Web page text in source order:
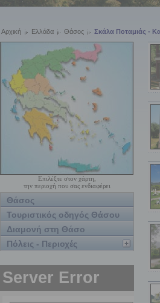
Αρχική Ελλάδα Θάσος Σκάλα Ποταμιάς -
Επιλέξτε στον χάρτη,
την περιοχή που σας ενδιαφέρει
Θάσος
Τουριστικός οδηγός Θάσου
Διαμονή στη Θάσο
Πόλεις - Περιοχές